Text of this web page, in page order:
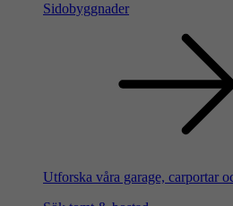
Sidobyggnader
Utforska våra garage, carportar